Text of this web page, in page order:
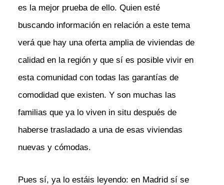
es la mejor prueba de ello. Quien esté
buscando información en relación a este tema
verá que hay una oferta amplia de viviendas de
calidad en la región y que sí es posible vivir en
esta comunidad con todas las garantías de
comodidad que existen. Y son muchas las
familias que ya lo viven in situ después de
haberse trasladado a una de esas viviendas
nuevas y cómodas.
Pues sí, ya lo estáis leyendo: en Madrid sí se